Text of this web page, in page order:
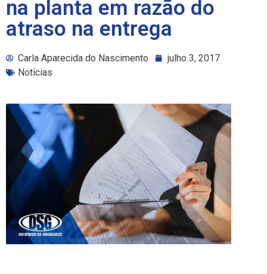
na planta em razão do
atraso na entrega
Carla Aparecida do Nascimento
julho 3, 2017
Notícias